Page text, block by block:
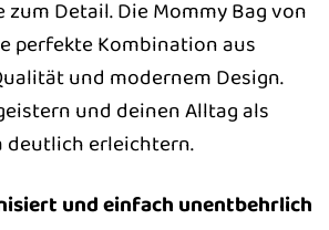
Detail. Die Mommy Bag von
perfekte Kombination aus
und modernem Design.
und deinen Alltag als
deutlich erleichtern.
und einfach unentbehrlich